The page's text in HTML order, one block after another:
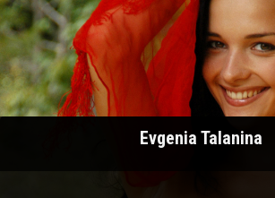
Evgenia Talanina